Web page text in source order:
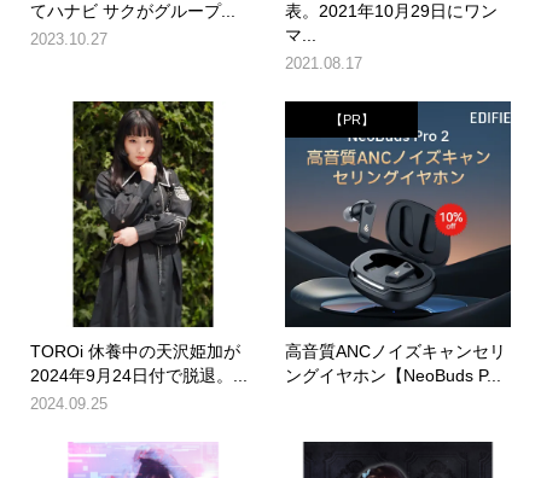
てハナビ サクがグループ...
2023.10.27
表。2021年10月29日にワン
マ...
2021.08.17
TOROi 休養中の天沢姫加が
2024年9月24日付で脱退。...
2024.09.25
【PR】
高音質ANCノイズキャンセリ
ングイヤホン【NeoBuds P...